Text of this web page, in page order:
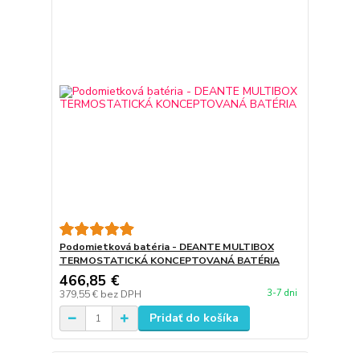
Podomietková batéria - DEANTE MULTIBOX
TERMOSTATICKÁ KONCEPTOVANÁ BATÉRIA
466,85 €
379,55 € bez DPH 3-7 dni
Pridať do košíka